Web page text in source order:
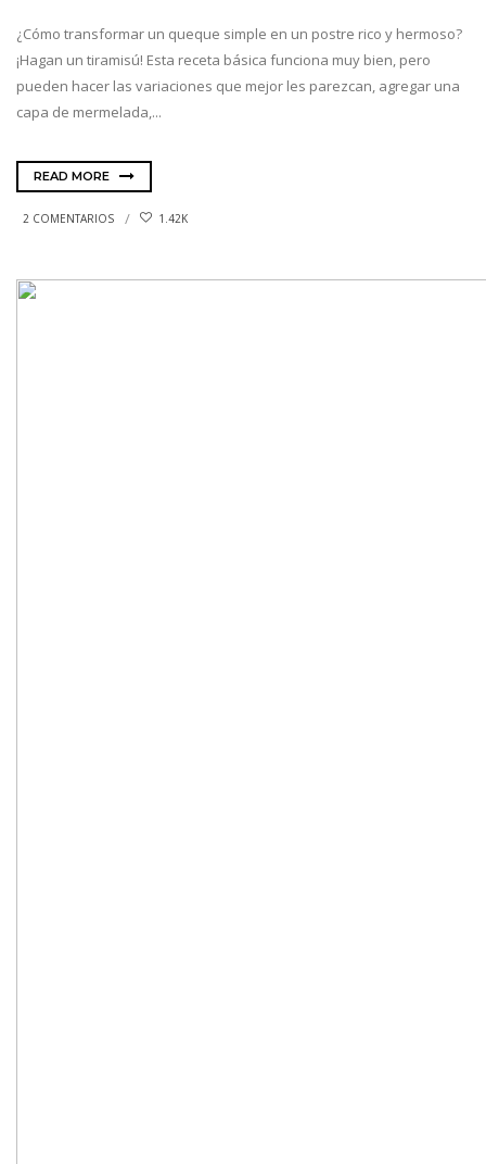
¿Cómo transformar un queque simple en un postre rico y hermoso?
¡Hagan un tiramisú! Esta receta básica funciona muy bien, pero
pueden hacer las variaciones que mejor les parezcan, agregar una
capa de mermelada,...
READ MORE
2 COMENTARIOS 1.42K